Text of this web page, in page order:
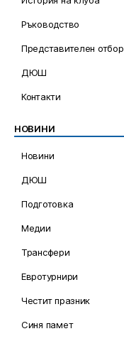
Ръководство
Представителен отбор
ДЮШ
Контакти
НОВИНИ
Новини
ДЮШ
Подготовка
Медии
Трансфери
Евротурнири
Честит празник
Синя памет